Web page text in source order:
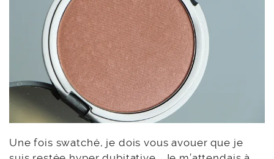
Une fois swatché, je dois vous avouer que je